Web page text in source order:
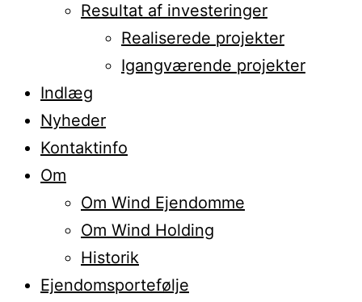
Resultat af investeringer
Realiserede projekter
Igangværende projekter
Indlæg
Nyheder
Kontaktinfo
Om
Om Wind Ejendomme
Om Wind Holding
Historik
Ejendomsportefølje